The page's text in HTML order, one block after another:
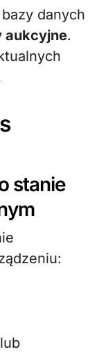
danych
aukcyjne.
stanie